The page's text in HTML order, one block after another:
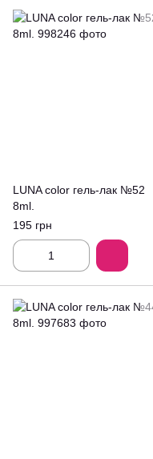
LUNA color гель-лак №52
8ml.
195 грн